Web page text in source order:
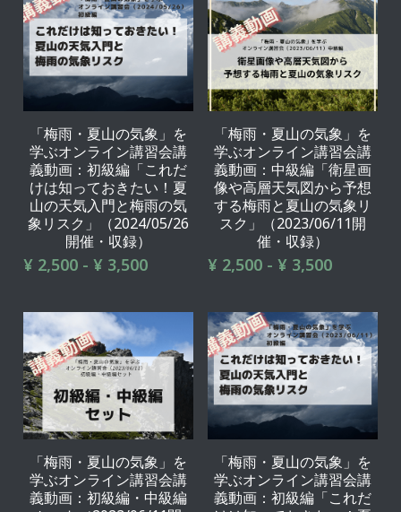
「梅雨・夏山の気象」を
学ぶオンライン講習会講
義動画：初級編「これだ
けは知っておきたい！夏
山の天気入門と梅雨の気
象リスク」（2024/05/26
開催・収録）
¥ 2,500 - ¥ 3,500
「梅雨・夏山の気象」を
学ぶオンライン講習会講
義動画：中級編「衛星画
像や高層天気図から予想
する梅雨と夏山の気象リ
スク」（2023/06/11開
催・収録）
¥ 2,500 - ¥ 3,500
「梅雨・夏山の気象」を
学ぶオンライン講習会講
義動画：初級編・中級編
「梅雨・夏山の気象」を
学ぶオンライン講習会講
義動画：初級編「これだ